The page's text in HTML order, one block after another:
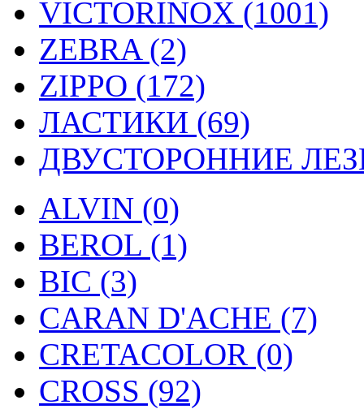
VICTORINOX (1001)
ZEBRA (2)
ZIPPO (172)
ЛАСТИКИ (69)
ДВУСТОРОННИЕ
ALVIN (0)
BEROL (1)
BIC (3)
CARAN D'ACHE (7)
CRETACOLOR (0)
CROSS (92)